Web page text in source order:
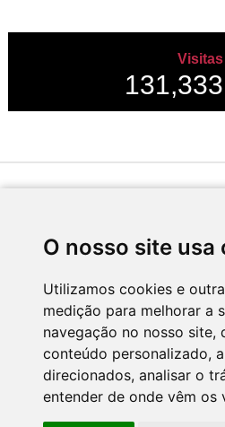
O nosso site usa
Utilizamos cookies e
medição para melhorar a
navegação no nosso site,
conteúdo personalizado,
direcionados, analisar o
entender de onde vêm os
Visitas